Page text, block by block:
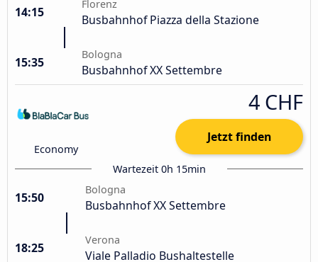
14:15
Florenz
Busbahnhof Piazza della Stazione
15:35
Bologna
Busbahnhof XX Settembre
Economy
4 CHF
Jetzt finden
Wartezeit 0h 15min
15:50
Bologna
Busbahnhof XX Settembre
18:25
Verona
Viale Palladio Bushaltestelle